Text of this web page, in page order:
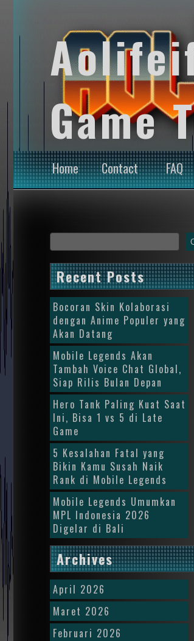
Game
Home Contact FAQ
Recent Posts
Bocoran Skin Kolaborasi
dengan Anime Populer yang
Akan Datang
Mobile Legends Akan
Tambah Voice Chat Global,
Siap Rilis Bulan Depan
Hero Tank Paling Kuat Saat
Ini, Bisa 1 vs 5 di Late
Game
5 Kesalahan Fatal yang
Bikin Kamu Susah Naik
Rank di Mobile Legends
Mobile Legends Umumkan
MPL Indonesia 2026
Digelar di Bali
Archives
April 2026
Maret 2026
Februari 2026